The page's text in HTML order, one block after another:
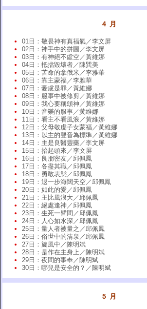
4 月
01日：敬畏神有真福氣／李文屏
02日：神手中的拼圖／李文屏
03日：有神絕不虛空／黃維娜
04日：抵擋毀壞者／陳巽美
05日：苦命的拿俄米／李雅華
06日：靠主蒙福／李雅華
07日：憂慮是罪／黃維娜
08日：服事中被修剪／黃維娜
09日：我心要稱頌神／黃維娜
10日：音樂的服事／黃維娜
11日：看主不看風浪／黃維娜
12日：父母敬虔子女蒙福／黃維娜
13日：以主的聲音為標準／黃維娜
14日：主是良醫靈藥／李文屏
15日：抬起頭來／李文屏
16日：良朋密友／邱佩鳳
17日：各盡其職／邱佩鳳
18日：勇敢表態／邱佩鳳
19日：退一步海闊天空／邱佩鳳
20日：如此的愛／邱佩鳳
21日：主比風浪大／邱佩鳳
22日：絕處逢神／邱佩鳳
23日：生死一臂間／邱佩鳳
24日：人心如水深／邱佩鳳
25日：量人者被量之／邱佩鳳
26日：俗世中的清泉／邱佩鳳
27日：旋風中／陳明斌
28日：是作在主身上／陳明斌
29日：夜間的事奉／陳明斌
30日：哪兒是安全的？／陳明斌
5 月